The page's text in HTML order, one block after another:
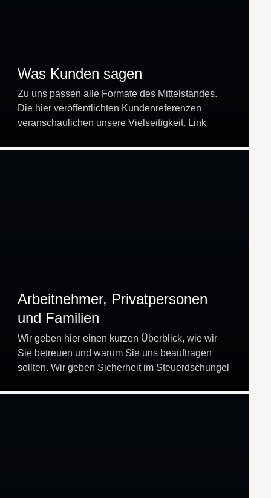
Was Kunden sagen
Zu uns passen alle Formate des Mittelstandes.
Die hier veröffentlichten Kundenreferenzen
veranschaulichen unsere Vielseitigkeit. Link
einsehen:
Arbeitnehmer, Privatpersonen
und Familien
Wir geben hier einen kurzen Überblick, wie wir
Sie betreuen und warum Sie uns beauftragen
sollten. Wir geben Sicherheit im Steuerdschungel
und Ihre…